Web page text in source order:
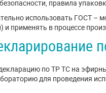
правила
использовать ГОСТ –
применять в процессе
по ТР ТС на
для проведения